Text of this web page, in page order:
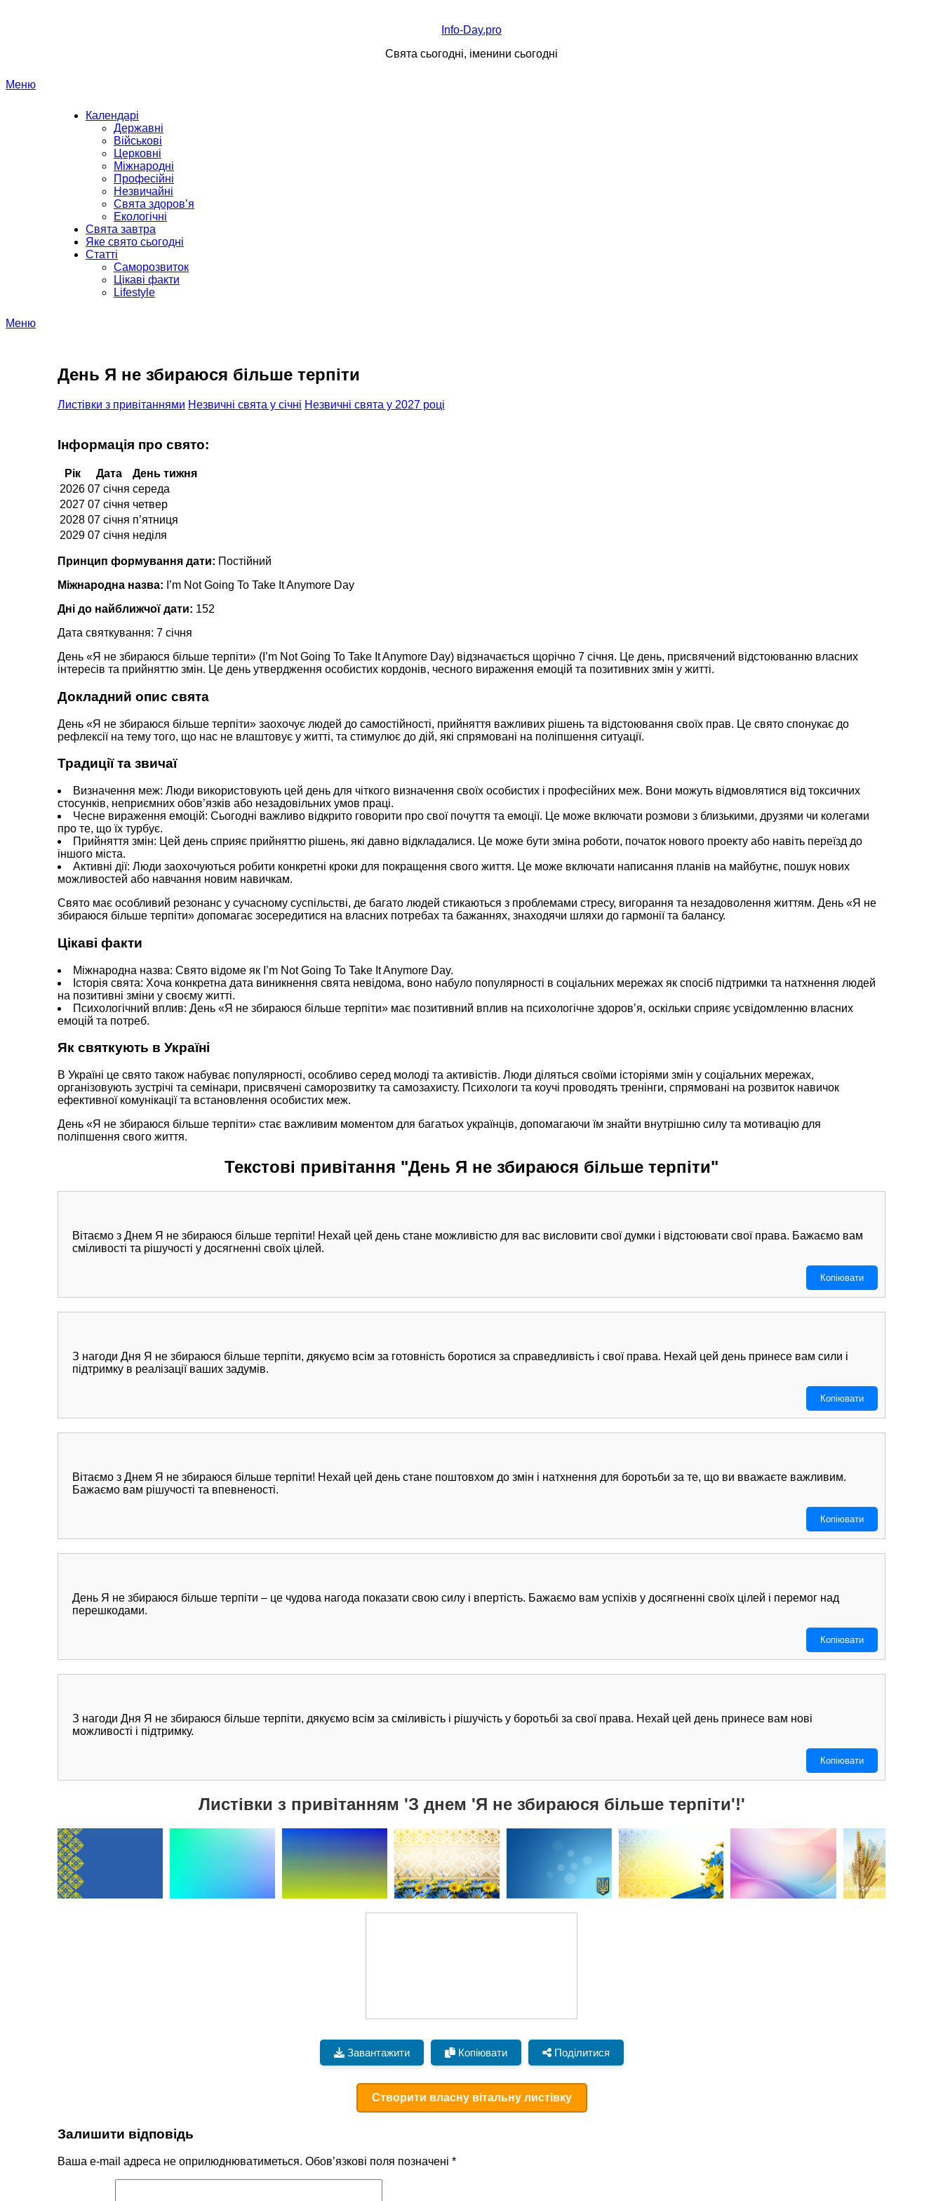
Info-Day.pro
Свята сьогодні, іменини сьогодні
Меню
Календарі
Державні
Військові
Церковні
Міжнародні
Професійні
Незвичайні
Свята здоров’я
Екологічні
Свята завтра
Яке свято сьогодні
Статті
Саморозвиток
Цікаві факти
Lifestyle
Меню
День Я не збираюся більше терпіти
Листівки з привітаннями Незвичні свята у січні Незвичні свята у 2027 році
Інформація про свято:
Рік Дата
День тижня
2026 07 січня середа
2027 07 січня четвер
2028 07 січня п’ятниця
2029 07 січня неділя
Принцип формування дати: Постійний
Міжнародна назва: I’m Not Going To Take It Anymore Day
Дні до найближчої дати: 152
Дата святкування: 7 січня
День «Я не збираюся більше терпіти» (I’m Not Going To Take It Anymore Day) відзначається щорічно 7 січня. Це день, присвячений відстоюванню власних
інтересів та прийняттю змін. Це день утвердження особистих кордонів, чесного вираження емоцій та позитивних змін у житті.
Докладний опис свята
День «Я не збираюся більше терпіти» заохочує людей до самостійності, прийняття важливих рішень та відстоювання своїх прав. Це свято спонукає до
рефлексії на тему того, що нас не влаштовує у житті, та стимулює до дій, які спрямовані на поліпшення ситуації.
Традиції та звичаї
Визначення меж: Люди використовують цей день для чіткого визначення своїх особистих і професійних меж. Вони можуть відмовлятися від токсичних
стосунків, неприємних обов’язків або незадовільних умов праці.
Чесне вираження емоцій: Сьогодні важливо відкрито говорити про свої почуття та емоції. Це може включати розмови з близькими, друзями чи колегами
про те, що їх турбує.
Прийняття змін: Цей день сприяє прийняттю рішень, які давно відкладалися. Це може бути зміна роботи, початок нового проекту або навіть переїзд до
іншого міста.
Активні дії: Люди заохочуються робити конкретні кроки для покращення свого життя. Це може включати написання планів на майбутнє, пошук нових
можливостей або навчання новим навичкам.
Свято має особливий резонанс у сучасному суспільстві, де багато людей стикаються з проблемами стресу, вигорання та незадоволення життям. День «Я не
збираюся більше терпіти» допомагає зосередитися на власних потребах та бажаннях, знаходячи шляхи до гармонії та балансу.
Цікаві факти
Міжнародна назва: Свято відоме як I’m Not Going To Take It Anymore Day.
Історія свята: Хоча конкретна дата виникнення свята невідома, воно набуло популярності в соціальних мережах як спосіб підтримки та натхнення людей
на позитивні зміни у своєму житті.
Психологічний вплив: День «Я не збираюся більше терпіти» має позитивний вплив на психологічне здоров’я, оскільки сприяє усвідомленню власних
емоцій та потреб.
Як святкують в Україні
В Україні це свято також набуває популярності, особливо серед молоді та активістів. Люди діляться своїми історіями змін у соціальних мережах,
організовують зустрічі та семінари, присвячені саморозвитку та самозахисту. Психологи та коучі проводять тренінги, спрямовані на розвиток навичок
ефективної комунікації та встановлення особистих меж.
День «Я не збираюся більше терпіти» стає важливим моментом для багатьох українців, допомагаючи їм знайти внутрішню силу та мотивацію для
поліпшення свого життя.
Текстові привітання "День Я не збираюся більше терпіти"
Вітаємо з Днем Я не збираюся більше терпіти! Нехай цей день стане можливістю для вас висловити свої думки і відстоювати свої права. Бажаємо вам
сміливості та рішучості у досягненні своїх цілей.
Копіювати
З нагоди Дня Я не збираюся більше терпіти, дякуємо всім за готовність боротися за справедливість і свої права. Нехай цей день принесе вам сили і
підтримку в реалізації ваших задумів.
Копіювати
Вітаємо з Днем Я не збираюся більше терпіти! Нехай цей день стане поштовхом до змін і натхнення для боротьби за те, що ви вважаєте важливим.
Бажаємо вам рішучості та впевненості.
Копіювати
День Я не збираюся більше терпіти – це чудова нагода показати свою силу і впертість. Бажаємо вам успіхів у досягненні своїх цілей і перемог над
перешкодами.
Копіювати
З нагоди Дня Я не збираюся більше терпіти, дякуємо всім за сміливість і рішучість у боротьбі за свої права. Нехай цей день принесе вам нові
можливості і підтримку.
Копіювати
Листівки з привітанням 'З днем 'Я не збираюся більше терпіти'!'
Завантажити Копіювати Поділитися
Створити власну вітальну листівку
Залишити відповідь
Ваша e-mail адреса не оприлюднюватиметься. Обов’язкові поля позначені *